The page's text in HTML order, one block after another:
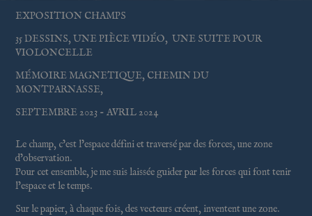
EXPOSITION CHAMPS
35 DESSINS, UNE PIÈCE VIDÉO, UNE SUITE POUR
VIOLONCELLE
MÉMOIRE MAGNETIQUE, CHEMIN DU
MONTPARNASSE,
SEPTEMBRE 2023 - AVRIL 2024
Le champ, c’est l’espace défini et traversé par des forces, une zone
d’observation.
Pour cet ensemble, je me suis laissée guider par les forces qui font tenir
l’espace et le temps.
Sur le papier, à chaque fois, des vecteurs créent, inventent une zone.